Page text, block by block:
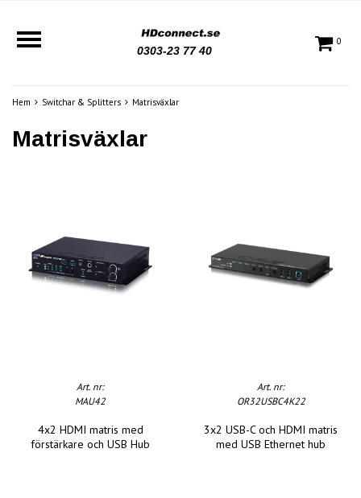
0303-23 77 40
0
Hem Switchar & Splitters Matrisväxlar
Matrisväxlar
Art. nr:
MAU42
4x2 HDMI matris med
förstärkare och USB Hub
Art. nr:
OR32USBC4K22
3x2 USB-C och HDMI matris
med USB Ethernet hub